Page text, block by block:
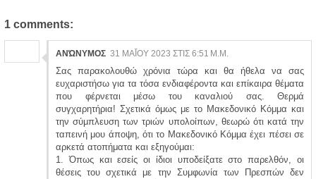
1 comments:
ΑΝΏΝΥΜΟΣ 31 ΜΑΪ́ΟΥ 2023 ΣΤΙΣ 6:51 Μ.Μ.
Σας παρακολουθώ χρόνια τώρα και θα ήθελα να σας
ευχαριστήσω για τα τόσα ενδιαφέροντα και επίκαιρα θέματα
που φέρνεται μέσω του καναλιού σας. Θερμά
συγχαρητήρια! Σχετικά όμως με το Μακεδονικό Κόμμα και
την σύμπλευση των τριών υπολοίπων, θεωρώ ότι κατά την
ταπεινή μου άποψη, ότι το Μακεδονικό Κόμμα έχει πέσει σε
αρκετά ατοπήματα και εξηγούμαι:
1. Όπως και εσείς οι ίδιοι υποδείξατε στο παρελθόν, οι
θέσεις του σχετικά με την Συμφωνία των Πρεσπών δεν